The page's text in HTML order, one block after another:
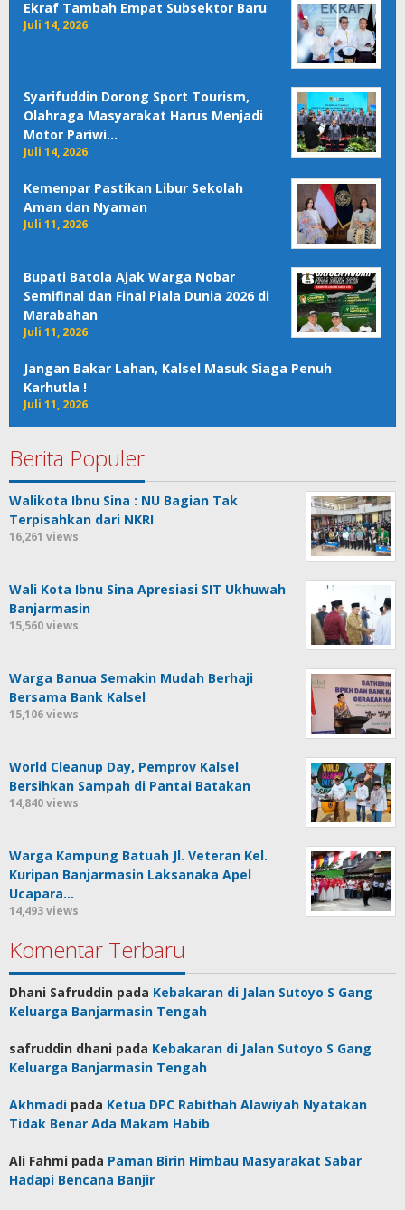
Ekraf Tambah Empat Subsektor Baru
Juli 14, 2026
Syarifuddin Dorong Sport Tourism,
Olahraga Masyarakat Harus Menjadi
Motor Pariwi…
Juli 14, 2026
Kemenpar Pastikan Libur Sekolah
Aman dan Nyaman
Juli 11, 2026
Bupati Batola Ajak Warga Nobar
Semifinal dan Final Piala Dunia 2026 di
Marabahan
Juli 11, 2026
Jangan Bakar Lahan, Kalsel Masuk Siaga Penuh
Karhutla !
Juli 11, 2026
Berita Populer
Walikota Ibnu Sina : NU Bagian Tak
Terpisahkan dari NKRI
16,261 views
Wali Kota Ibnu Sina Apresiasi SIT Ukhuwah
Banjarmasin
15,560 views
Warga Banua Semakin Mudah Berhaji
Bersama Bank Kalsel
15,106 views
World Cleanup Day, Pemprov Kalsel
Bersihkan Sampah di Pantai Batakan
14,840 views
Warga Kampung Batuah Jl. Veteran Kel.
Kuripan Banjarmasin Laksanaka Apel
Ucapara…
14,493 views
Komentar Terbaru
Dhani Safruddin pada Kebakaran di Jalan Sutoyo S Gang
Keluarga Banjarmasin Tengah
safruddin dhani pada Kebakaran di Jalan Sutoyo S Gang
Keluarga Banjarmasin Tengah
Akhmadi pada Ketua DPC Rabithah Alawiyah Nyatakan
Tidak Benar Ada Makam Habib
Ali Fahmi pada Paman Birin Himbau Masyarakat Sabar
Hadapi Bencana Banjir